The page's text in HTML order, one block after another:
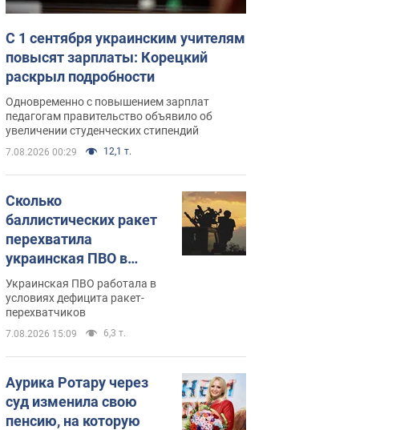
С 1 сентября украинским учителям
повысят зарплаты: Корецкий
раскрыл подробности
Одновременно с повышением зарплат
педагогам правительство объявило об
увеличении студенческих стипендий
7.08.2026 00:29 12,1 т.
Сколько
баллистических ракет
перехватила
украинская ПВО в
июле: в Минобороны
назвали цифру
Украинская ПВО работала в
условиях дефицита ракет-
перехватчиков
7.08.2026 15:09 6,3 т.
Аурика Ротару через
суд изменила свою
пенсию, на которую